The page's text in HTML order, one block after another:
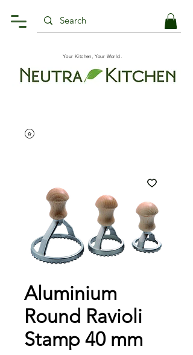
Your Kitchen, Your World.
Aluminium
Round Ravioli
Stamp 40 mm